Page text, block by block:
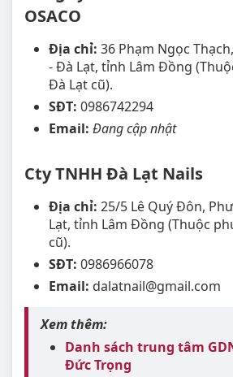
OSACO
Địa chỉ: 36 Phạm Ngọc
- Đà Lạt, tỉnh Lâm Đồng
Đà Lạt cũ).
SĐT: 0986742294
Email: Đang cập nhật
Cty TNHH Đà Lạt Nails
Địa chỉ: 25/5 Lê Quý Đôn,
Lạt, tỉnh Lâm Đồng (Thuộc
cũ).
SĐT: 0986966078
Email: dalatnail@gmail.com
Xem thêm:
Danh sách trung tâm
Đức Trọng